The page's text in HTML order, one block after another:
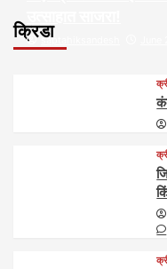
क्रिडाsaptahiksandesh